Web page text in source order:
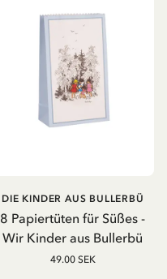
8 Papiertüten für Süßes -
Wir Kinder aus Bullerbü
DIE KINDER AUS BULLERBÜ
49.00 SEK